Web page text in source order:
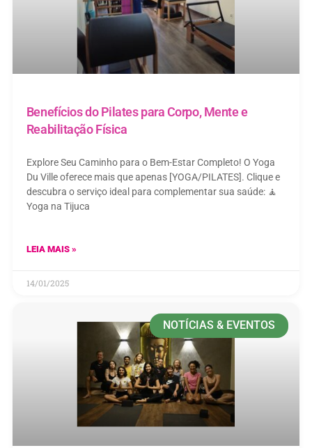
Benefícios do Pilates para Corpo, Mente e
Reabilitação Física
Explore Seu Caminho para o Bem-Estar Completo! O Yoga
Du Ville oferece mais que apenas [YOGA/PILATES]. Clique e
descubra o serviço ideal para complementar sua saúde: 🧘
Yoga na Tijuca
LEIA MAIS »
14/01/2025
NOTÍCIAS & EVENTOS